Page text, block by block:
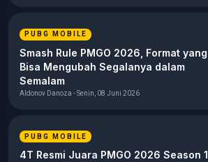
PUBG MOBILE
Smash Rule PMGO 2026, Format yang
Bisa Mengubah Segalanya dalam
Semalam
Aldonov Danoza - Senin, 08 Juni 2026
PUBG MOBILE
4T Resmi Juara PMGO 2026 Season 1,